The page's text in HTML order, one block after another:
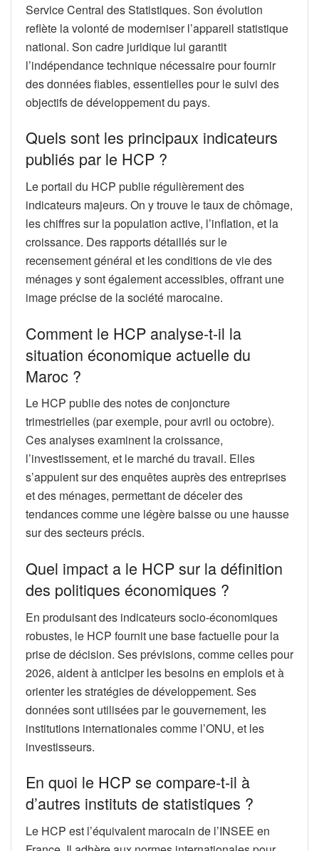
Service Central des Statistiques. Son évolution
reflète la volonté de moderniser l’appareil statistique
national. Son cadre juridique lui garantit
l’indépendance technique nécessaire pour fournir
des données fiables, essentielles pour le suivi des
objectifs de développement du pays.
Quels sont les principaux indicateurs
publiés par le HCP ?
Le portail du HCP publie régulièrement des
indicateurs majeurs. On y trouve le taux de chômage,
les chiffres sur la population active, l’inflation, et la
croissance. Des rapports détaillés sur le
recensement général et les conditions de vie des
ménages y sont également accessibles, offrant une
image précise de la société marocaine.
Comment le HCP analyse-t-il la
situation économique actuelle du
Maroc ?
Le HCP publie des notes de conjoncture
trimestrielles (par exemple, pour avril ou octobre).
Ces analyses examinent la croissance,
l’investissement, et le marché du travail. Elles
s’appuient sur des enquêtes auprès des entreprises
et des ménages, permettant de déceler des
tendances comme une légère baisse ou une hausse
sur des secteurs précis.
Quel impact a le HCP sur la définition
des politiques économiques ?
En produisant des indicateurs socio-économiques
robustes, le HCP fournit une base factuelle pour la
prise de décision. Ses prévisions, comme celles pour
2026, aident à anticiper les besoins en emplois et à
orienter les stratégies de développement. Ses
données sont utilisées par le gouvernement, les
institutions internationales comme l’ONU, et les
investisseurs.
En quoi le HCP se compare-t-il à
d’autres instituts de statistiques ?
Le HCP est l’équivalent marocain de l’INSEE en